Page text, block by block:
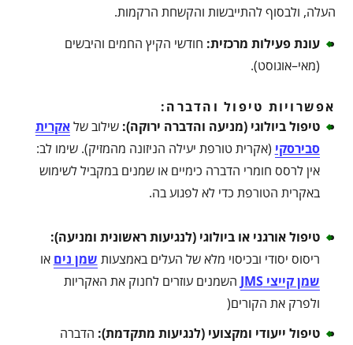
העלה, ולבסוף להתייבשות והקשחת הרקמות.
עונת פעילות מרכזית: חודשי הקיץ החמים והיבשים
(מאי–אוגוסט).
אפשרויות טיפול והדברה:
טיפול ביולוגי (מניעה והדברה ירוקה): שילוב שלאקרית
סבירסקי (אקרית טורפת יעילה הניזונה מהמזיק). שימו לב:
אין לרסס חומרי הדברה כימיים או שמנים במקביל לשימוש
באקרית הטורפת כדי לא לפגוע בה.
טיפול אורגני או ביולוגי (לנגיעות ראשונית ומניעה):
ריסוס יסודי ובכיסוי מלא של העלים באמצעות שמן נים או
שמן קייצי JMS
השמנים עוזרים לחנוק את האקריות
ולפרק את הקורים(
טיפול ייעודי ומקצועי (לנגיעות מתקדמת): הדברה